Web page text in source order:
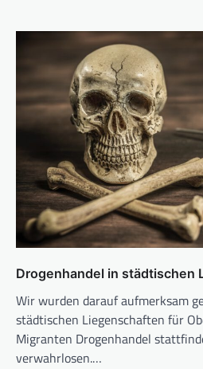
Drogenhandel in städtischen
Wir wurden darauf aufmerksam
städtischen Liegenschaften für
Migranten Drogenhandel
verwahrlosen.…